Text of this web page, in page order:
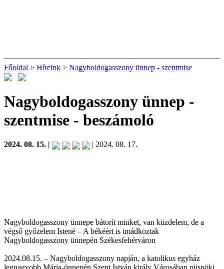
Főoldal > Híreink > Nagyboldogasszony ünnep - szentmise
Nagyboldogasszony ünnep -
szentmise - beszámoló
2024. 08. 15. | | 2024. 08. 17.
Nagyboldogasszony ünnepe bátorít minket, van küzdelem, de a
végső győzelem Istené – A békéért is imádkoztak
Nagyboldogasszony ünnepén Székesfehérváron
2024.08.15. – Nagyboldogasszony napján, a katolikus egyház
legnagyobb Mária-ünnepén Szent István király Városában püspöki